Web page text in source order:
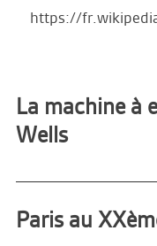
https://
La machine à
Wells
Paris au